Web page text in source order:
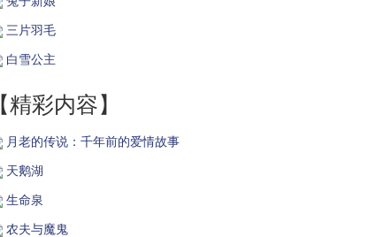
三片羽毛
白雪公主
【精彩内容】
月老的传说：千年前的爱情故事
天鹅湖
生命泉
农夫与魔鬼